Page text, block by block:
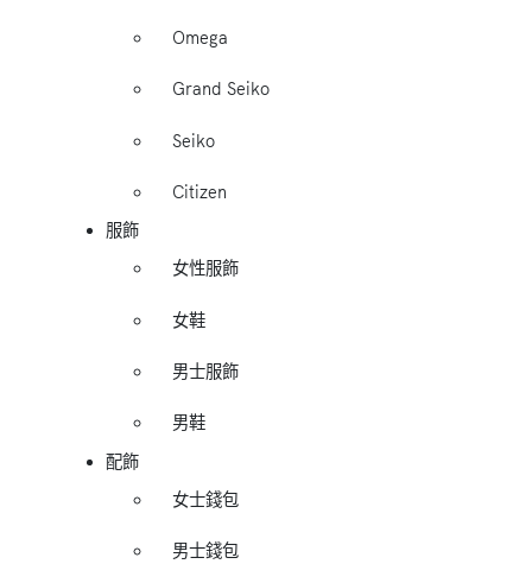
Omega
Grand Seiko
Seiko
Citizen
服飾
女性服飾
女鞋
男士服飾
男鞋
配飾
女士錢包
男士錢包